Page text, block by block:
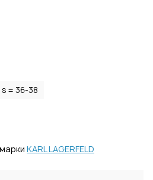
s = 36-38
KARL LAGERFELD